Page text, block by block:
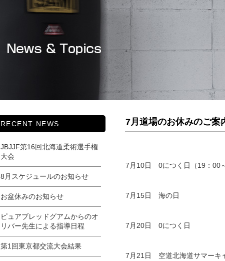
RECENT NEWS
JBJJF第16回北海道柔術選手権
大会
8月スケジュールのお知らせ
お盆休みのお知らせ
ピュアブレッドグアムからのオ
リバー先生による指導日程
第1回東京都交流大会結果
7月道場のお休みのご案
7月10日 0につく日（19：00
7月15日 海の日
7月20日 0につく日
7月21日 空道北海道サマーキ